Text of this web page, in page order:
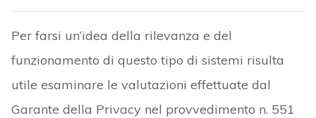
Per farsi un’idea della rilevanza e del
funzionamento di questo tipo di sistemi risulta
utile esaminare le valutazioni effettuate dal
Garante della Privacy nel provvedimento n. 551